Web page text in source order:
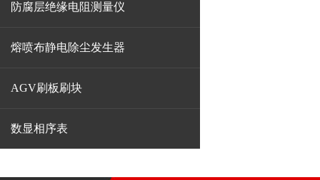
防腐层绝缘电阻测量仪
熔喷布静电除尘发生器
AGV刷板刷块
数显相序表